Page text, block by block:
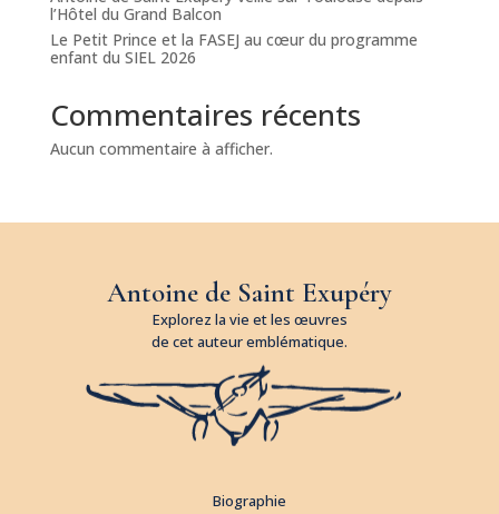
l’Hôtel du Grand Balcon
Le Petit Prince et la FASEJ au cœur du programme
enfant du SIEL 2026
Commentaires récents
Aucun commentaire à afficher.
Antoine de Saint Exupéry
Explorez la vie et les œuvres
de cet auteur emblématique.
Biographie